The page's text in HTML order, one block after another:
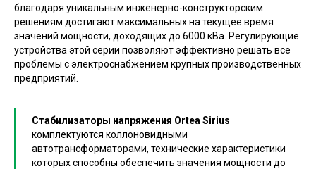
благодаря уникальным инженерно-конструкторским
решениям достигают максимальных на текущее время
значений мощности, доходящих до 6000 кВа. Регулирующие
устройства этой серии позволяют эффективно решать все
проблемы с электроснабжением крупных производственных
предприятий.
Стабилизаторы напряжения Ortea Sirius
комплектуются коллоновидными
автотрансформаторами, технические характеристики
которых способны обеспечить значения мощности до